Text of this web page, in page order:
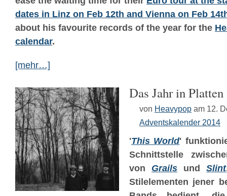
dates in Linz on Feb 12th and Vienna on Feb
about his favourite records of the year for the
calendar.
[mehr…]
Das Jahr in
von Heavypop am 12.
Adventskalender 2014
'This World'
Schnittstelle
von Grails undSlint
Stilelementen jener